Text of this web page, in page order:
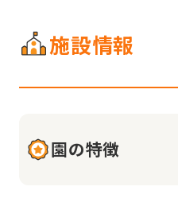
施設情報
園の特徴